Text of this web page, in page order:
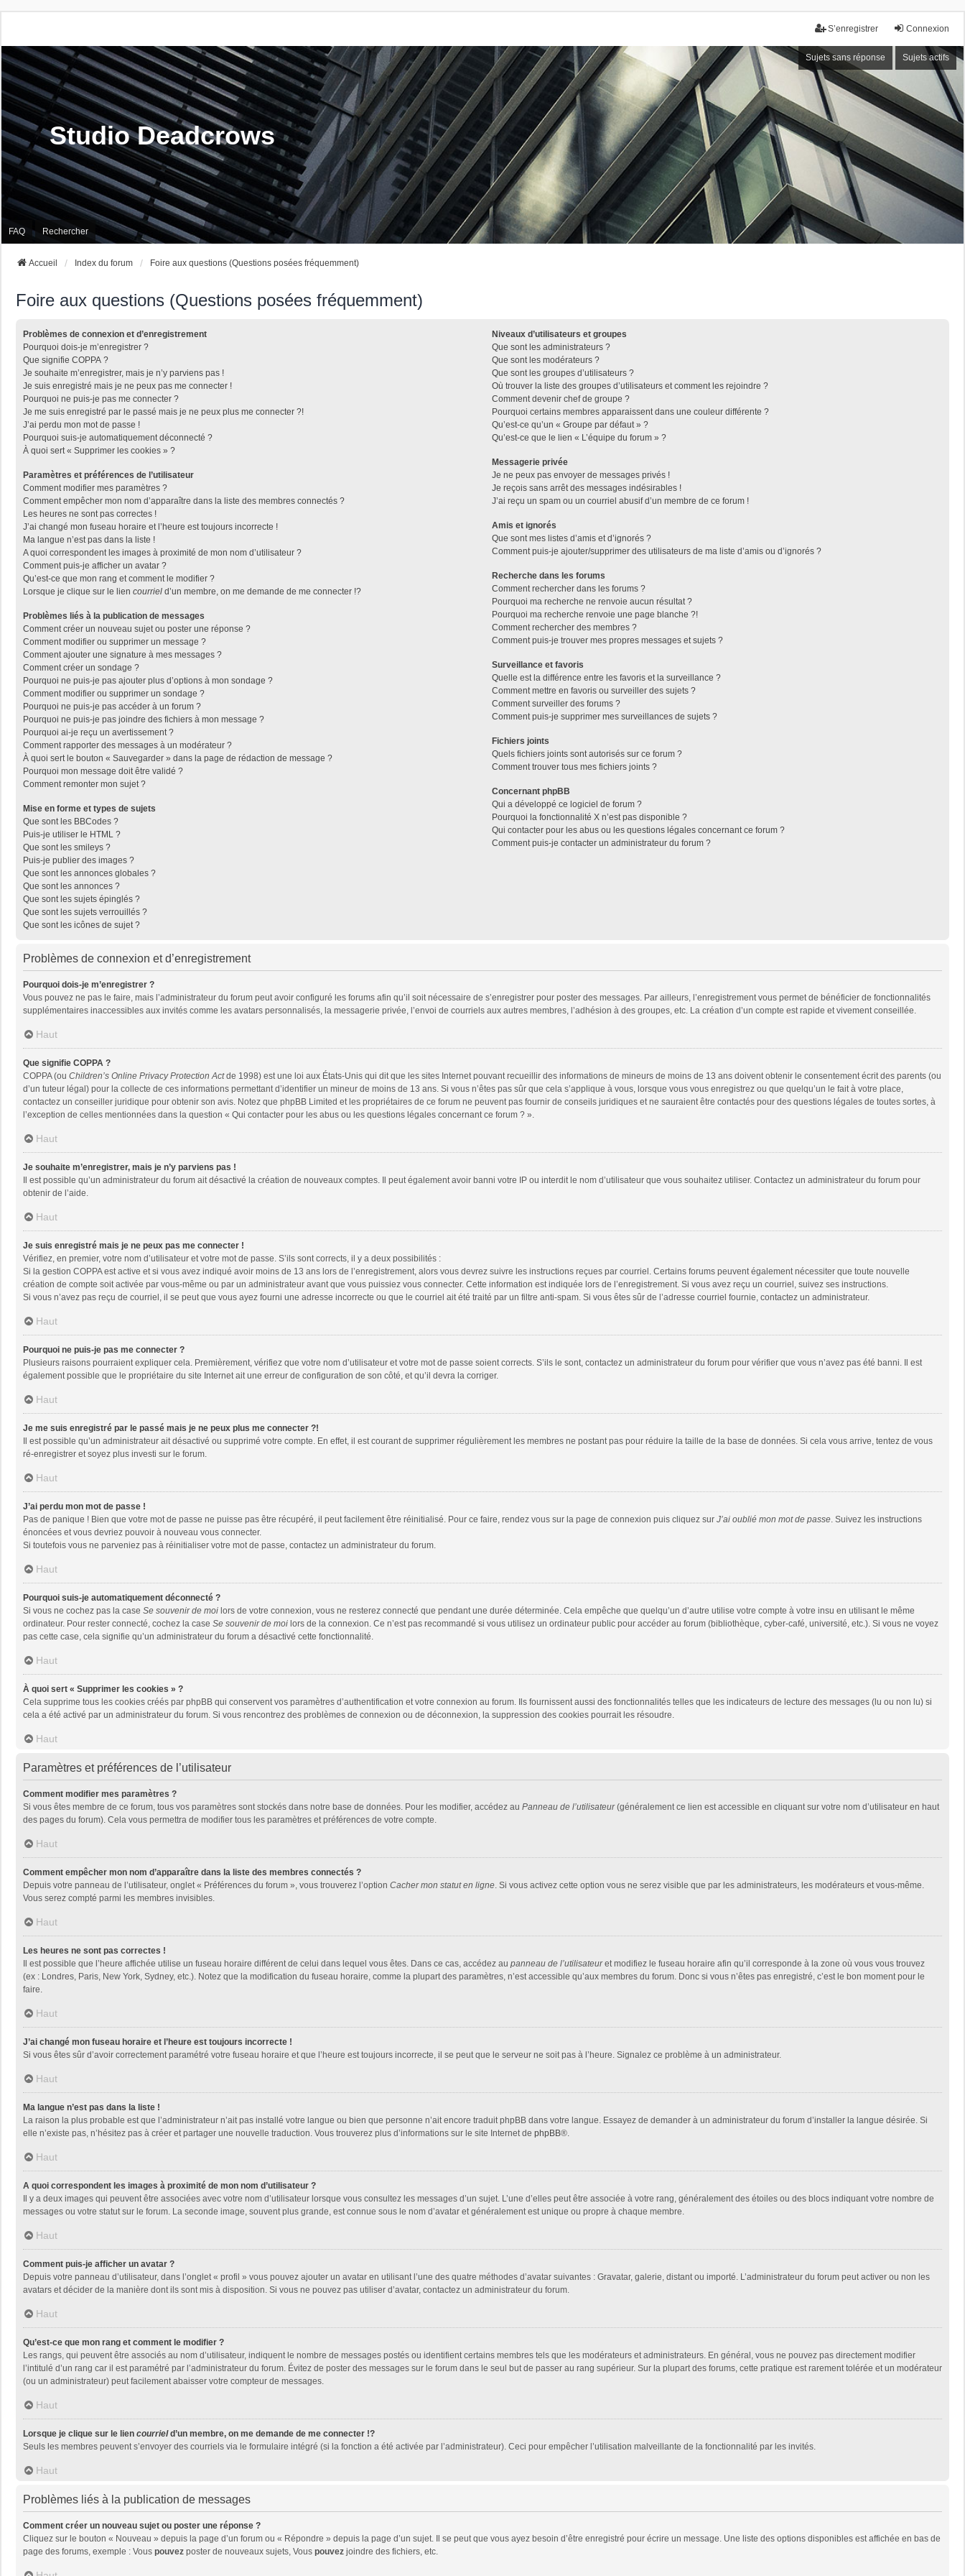
Connexion
S’enregistrer
Sujets sans réponse Sujets actifs
Studio Deadcrows
FAQ Rechercher
Accueil Index du forum Foire aux questions (Questions posées fréquemment)
Foire aux questions (Questions posées fréquemment)
Problèmes de connexion et d’enregistrement
Pourquoi dois-je m’enregistrer ?
Que signifie COPPA ?
Je souhaite m’enregistrer, mais je n’y parviens pas !
Je suis enregistré mais je ne peux pas me connecter !
Pourquoi ne puis-je pas me connecter ?
Je me suis enregistré par le passé mais je ne peux plus me connecter ?!
J’ai perdu mon mot de passe !
Pourquoi suis-je automatiquement déconnecté ?
À quoi sert « Supprimer les cookies » ?
Paramètres et préférences de l’utilisateur
Comment modifier mes paramètres ?
Comment empêcher mon nom d’apparaître dans la liste des membres connectés ?
Les heures ne sont pas correctes !
J’ai changé mon fuseau horaire et l’heure est toujours incorrecte !
Ma langue n’est pas dans la liste !
A quoi correspondent les images à proximité de mon nom d’utilisateur ?
Comment puis-je afficher un avatar ?
Qu’est-ce que mon rang et comment le modifier ?
Lorsque je clique sur le lien courriel d’un membre, on me demande de me connecter !?
Problèmes liés à la publication de messages
Comment créer un nouveau sujet ou poster une réponse ?
Comment modifier ou supprimer un message ?
Comment ajouter une signature à mes messages ?
Comment créer un sondage ?
Pourquoi ne puis-je pas ajouter plus d’options à mon sondage ?
Comment modifier ou supprimer un sondage ?
Pourquoi ne puis-je pas accéder à un forum ?
Pourquoi ne puis-je pas joindre des fichiers à mon message ?
Pourquoi ai-je reçu un avertissement ?
Comment rapporter des messages à un modérateur ?
À quoi sert le bouton « Sauvegarder » dans la page de rédaction de message ?
Pourquoi mon message doit être validé ?
Comment remonter mon sujet ?
Mise en forme et types de sujets
Que sont les BBCodes ?
Puis-je utiliser le HTML ?
Que sont les smileys ?
Puis-je publier des images ?
Que sont les annonces globales ?
Que sont les annonces ?
Que sont les sujets épinglés ?
Que sont les sujets verrouillés ?
Que sont les icônes de sujet ?
Niveaux d’utilisateurs et groupes
Que sont les administrateurs ?
Que sont les modérateurs ?
Que sont les groupes d’utilisateurs ?
Où trouver la liste des groupes d’utilisateurs et comment les rejoindre ?
Comment devenir chef de groupe ?
Pourquoi certains membres apparaissent dans une couleur différente ?
Qu’est-ce qu’un « Groupe par défaut » ?
Qu’est-ce que le lien « L’équipe du forum » ?
Messagerie privée
Je ne peux pas envoyer de messages privés !
Je reçois sans arrêt des messages indésirables !
J’ai reçu un spam ou un courriel abusif d’un membre de ce forum !
Amis et ignorés
Que sont mes listes d’amis et d’ignorés ?
Comment puis-je ajouter/supprimer des utilisateurs de ma liste d’amis ou d’ignorés ?
Recherche dans les forums
Comment rechercher dans les forums ?
Pourquoi ma recherche ne renvoie aucun résultat ?
Pourquoi ma recherche renvoie une page blanche ?!
Comment rechercher des membres ?
Comment puis-je trouver mes propres messages et sujets ?
Surveillance et favoris
Quelle est la différence entre les favoris et la surveillance ?
Comment mettre en favoris ou surveiller des sujets ?
Comment surveiller des forums ?
Comment puis-je supprimer mes surveillances de sujets ?
Fichiers joints
Quels fichiers joints sont autorisés sur ce forum ?
Comment trouver tous mes fichiers joints ?
Concernant phpBB
Qui a développé ce logiciel de forum ?
Pourquoi la fonctionnalité X n’est pas disponible ?
Qui contacter pour les abus ou les questions légales concernant ce forum ?
Comment puis-je contacter un administrateur du forum ?
Problèmes de connexion et d’enregistrement
Pourquoi dois-je m’enregistrer ?
Vous pouvez ne pas le faire, mais l’administrateur du forum peut avoir configuré les forums afin qu’il soit nécessaire de s’enregistrer pour poster des messages. Par ailleurs, l’enregistrement vous permet de bénéficier de fonctionnalités
supplémentaires inaccessibles aux invités comme les avatars personnalisés, la messagerie privée, l’envoi de courriels aux autres membres, l’adhésion à des groupes, etc. La création d’un compte est rapide et vivement conseillée.
Haut
Que signifie COPPA ?
COPPA (ou Children’s Online Privacy Protection Actde 1998) est une loi aux États-Unis qui dit que les sites Internet pouvant recueillir des informations de mineurs de moins de 13 ans doivent obtenir le consentement écrit des parents (ou
d’un tuteur légal) pour la collecte de ces informations permettant d’identifier un mineur de moins de 13 ans. Si vous n’êtes pas sûr que cela s’applique à vous, lorsque vous vous enregistrez ou que quelqu’un le fait à votre place,
contactez un conseiller juridique pour obtenir son avis. Notez que phpBB Limited et les propriétaires de ce forum ne peuvent pas fournir de conseils juridiques et ne sauraient être contactés pour des questions légales de toutes sortes, à
l’exception de celles mentionnées dans la question « Qui contacter pour les abus ou les questions légales concernant ce forum ? ».
Haut
Je souhaite m’enregistrer, mais je n’y parviens pas !
Il est possible qu’un administrateur du forum ait désactivé la création de nouveaux comptes. Il peut également avoir banni votre IP ou interdit le nom d’utilisateur que vous souhaitez utiliser. Contactez un administrateur du forum pour
obtenir de l’aide.
Haut
Je suis enregistré mais je ne peux pas me connecter !
Vérifiez, en premier, votre nom d’utilisateur et votre mot de passe. S’ils sont corrects, il y a deux possibilités :
Si la gestion COPPA est active et si vous avez indiqué avoir moins de 13 ans lors de l’enregistrement, alors vous devrez suivre les instructions reçues par courriel. Certains forums peuvent également nécessiter que toute nouvelle
création de compte soit activée par vous-même ou par un administrateur avant que vous puissiez vous connecter. Cette information est indiquée lors de l’enregistrement. Si vous avez reçu un courriel, suivez ses instructions.
Si vous n’avez pas reçu de courriel, il se peut que vous ayez fourni une adresse incorrecte ou que le courriel ait été traité par un filtre anti-spam. Si vous êtes sûr de l’adresse courriel fournie, contactez un administrateur.
Haut
Pourquoi ne puis-je pas me connecter ?
Plusieurs raisons pourraient expliquer cela. Premièrement, vérifiez que votre nom d’utilisateur et votre mot de passe soient corrects. S’ils le sont, contactez un administrateur du forum pour vérifier que vous n’avez pas été banni. Il est
également possible que le propriétaire du site Internet ait une erreur de configuration de son côté, et qu’il devra la corriger.
Haut
Je me suis enregistré par le passé mais je ne peux plus me connecter ?!
Il est possible qu’un administrateur ait désactivé ou supprimé votre compte. En effet, il est courant de supprimer régulièrement les membres ne postant pas pour réduire la taille de la base de données. Si cela vous arrive, tentez de vous
ré-enregistrer et soyez plus investi sur le forum.
Haut
J’ai perdu mon mot de passe !
Pas de panique ! Bien que votre mot de passe ne puisse pas être récupéré, il peut facilement être réinitialisé. Pour ce faire, rendez vous sur la page de connexion puis cliquez sur J’ai oublié mon mot de passe. Suivez les instructions
énoncées et vous devriez pouvoir à nouveau vous connecter.
Si toutefois vous ne parveniez pas à réinitialiser votre mot de passe, contactez un administrateur du forum.
Haut
Pourquoi suis-je automatiquement déconnecté ?
Si vous ne cochez pas la case Se souvenir de moi lors de votre connexion, vous ne resterez connecté que pendant une durée déterminée. Cela empêche que quelqu’un d’autre utilise votre compte à votre insu en utilisant le même
ordinateur. Pour rester connecté, cochez la case Se souvenir de moi lors de la connexion. Ce n’est pas recommandé si vous utilisez un ordinateur public pour accéder au forum (bibliothèque, cyber-café, université, etc.). Si vous ne voyez
pas cette case, cela signifie qu’un administrateur du forum a désactivé cette fonctionnalité.
Haut
À quoi sert « Supprimer les cookies » ?
Cela supprime tous les cookies créés par phpBB qui conservent vos paramètres d’authentification et votre connexion au forum. Ils fournissent aussi des fonctionnalités telles que les indicateurs de lecture des messages (lu ou non lu) si
cela a été activé par un administrateur du forum. Si vous rencontrez des problèmes de connexion ou de déconnexion, la suppression des cookies pourrait les résoudre.
Haut
Paramètres et préférences de l’utilisateur
Comment modifier mes paramètres ?
Si vous êtes membre de ce forum, tous vos paramètres sont stockés dans notre base de données. Pour les modifier, accédez au Panneau de l’utilisateur(généralement ce lien est accessible en cliquant sur votre nom d’utilisateur en haut
des pages du forum). Cela vous permettra de modifier tous les paramètres et préférences de votre compte.
Haut
Comment empêcher mon nom d’apparaître dans la liste des membres connectés ?
Depuis votre panneau de l’utilisateur, onglet « Préférences du forum », vous trouverez l’option Cacher mon statut en ligne. Si vous activez cette option vous ne serez visible que par les administrateurs, les modérateurs et vous-même.
Vous serez compté parmi les membres invisibles.
Haut
Les heures ne sont pas correctes !
Il est possible que l’heure affichée utilise un fuseau horaire différent de celui dans lequel vous êtes. Dans ce cas, accédez au panneau de l’utilisateuret modifiez le fuseau horaire afin qu’il corresponde à la zone où vous vous trouvez
(ex : Londres, Paris, New York, Sydney, etc.). Notez que la modification du fuseau horaire, comme la plupart des paramètres, n’est accessible qu’aux membres du forum. Donc si vous n’êtes pas enregistré, c’est le bon moment pour le
faire.
Haut
J’ai changé mon fuseau horaire et l’heure est toujours incorrecte !
Si vous êtes sûr d’avoir correctement paramétré votre fuseau horaire et que l’heure est toujours incorrecte, il se peut que le serveur ne soit pas à l’heure. Signalez ce problème à un administrateur.
Haut
Ma langue n’est pas dans la liste !
La raison la plus probable est que l’administrateur n’ait pas installé votre langue ou bien que personne n’ait encore traduit phpBB dans votre langue. Essayez de demander à un administrateur du forum d’installer la langue désirée. Si
elle n’existe pas, n’hésitez pas à créer et partager une nouvelle traduction. Vous trouverez plus d’informations sur le site Internet de phpBB®.
Haut
A quoi correspondent les images à proximité de mon nom d’utilisateur ?
Il y a deux images qui peuvent être associées avec votre nom d’utilisateur lorsque vous consultez les messages d’un sujet. L’une d’elles peut être associée à votre rang, généralement des étoiles ou des blocs indiquant votre nombre de
messages ou votre statut sur le forum. La seconde image, souvent plus grande, est connue sous le nom d’avatar et généralement est unique ou propre à chaque membre.
Haut
Comment puis-je afficher un avatar ?
Depuis votre panneau d’utilisateur, dans l’onglet « profil » vous pouvez ajouter un avatar en utilisant l’une des quatre méthodes d’avatar suivantes : Gravatar, galerie, distant ou importé. L’administrateur du forum peut activer ou non les
avatars et décider de la manière dont ils sont mis à disposition. Si vous ne pouvez pas utiliser d’avatar, contactez un administrateur du forum.
Haut
Qu’est-ce que mon rang et comment le modifier ?
Les rangs, qui peuvent être associés au nom d’utilisateur, indiquent le nombre de messages postés ou identifient certains membres tels que les modérateurs et administrateurs. En général, vous ne pouvez pas directement modifier
l’intitulé d’un rang car il est paramétré par l’administrateur du forum. Évitez de poster des messages sur le forum dans le seul but de passer au rang supérieur. Sur la plupart des forums, cette pratique est rarement tolérée et un modérateur
(ou un administrateur) peut facilement abaisser votre compteur de messages.
Haut
Lorsque je clique sur le lien courrield’un membre, on me demande de me connecter !?
Seuls les membres peuvent s’envoyer des courriels via le formulaire intégré (si la fonction a été activée par l’administrateur). Ceci pour empêcher l’utilisation malveillante de la fonctionnalité par les invités.
Haut
Problèmes liés à la publication de messages
Comment créer un nouveau sujet ou poster une réponse ?
Cliquez sur le bouton « Nouveau » depuis la page d’un forum ou « Répondre » depuis la page d’un sujet. Il se peut que vous ayez besoin d’être enregistré pour écrire un message. Une liste des options disponibles est affichée en bas de
page des forums, exemple : Vous pouvez poster de nouveaux sujets, Vous pouvez joindre des fichiers, etc.